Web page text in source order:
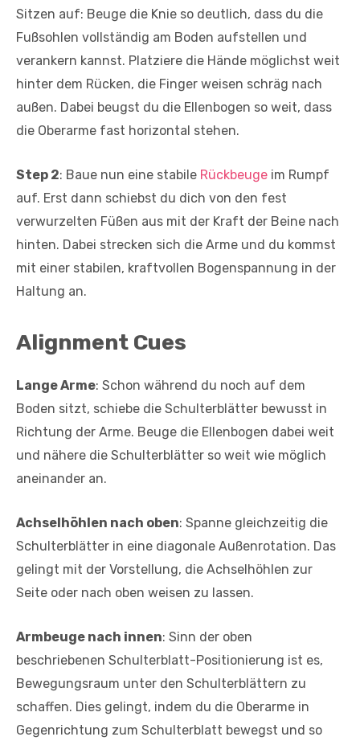
Sitzen auf: Beuge die Knie so deutlich, dass du die
Fußsohlen vollständig am Boden aufstellen und
verankern kannst. Platziere die Hände möglichst weit
hinter dem Rücken, die Finger weisen schräg nach
außen. Dabei beugst du die Ellenbogen so weit, dass
die Oberarme fast horizontal stehen.
Step 2: Baue nun eine stabile Rückbeuge im Rumpf
auf. Erst dann schiebst du dich von den fest
verwurzelten Füßen aus mit der Kraft der Beine nach
hinten. Dabei strecken sich die Arme und du kommst
mit einer stabilen, kraftvollen Bogenspannung in der
Haltung an.
Alignment Cues
Lange Arme: Schon während du noch auf dem
Boden sitzt, schiebe die Schulterblätter bewusst in
Richtung der Arme. Beuge die Ellenbogen dabei weit
und nähere die Schulterblätter so weit wie möglich
aneinander an.
Achselhöhlen nach oben: Spanne gleichzeitig die
Schulterblätter in eine diagonale Außenrotation. Das
gelingt mit der Vorstellung, die Achselhöhlen zur
Seite oder nach oben weisen zu lassen.
Armbeuge nach innen: Sinn der oben
beschriebenen Schulterblatt-Positionierung ist es,
Bewegungsraum unter den Schulterblättern zu
schaffen. Dies gelingt, indem du die Oberarme in
Gegenrichtung zum Schulterblatt bewegst und so